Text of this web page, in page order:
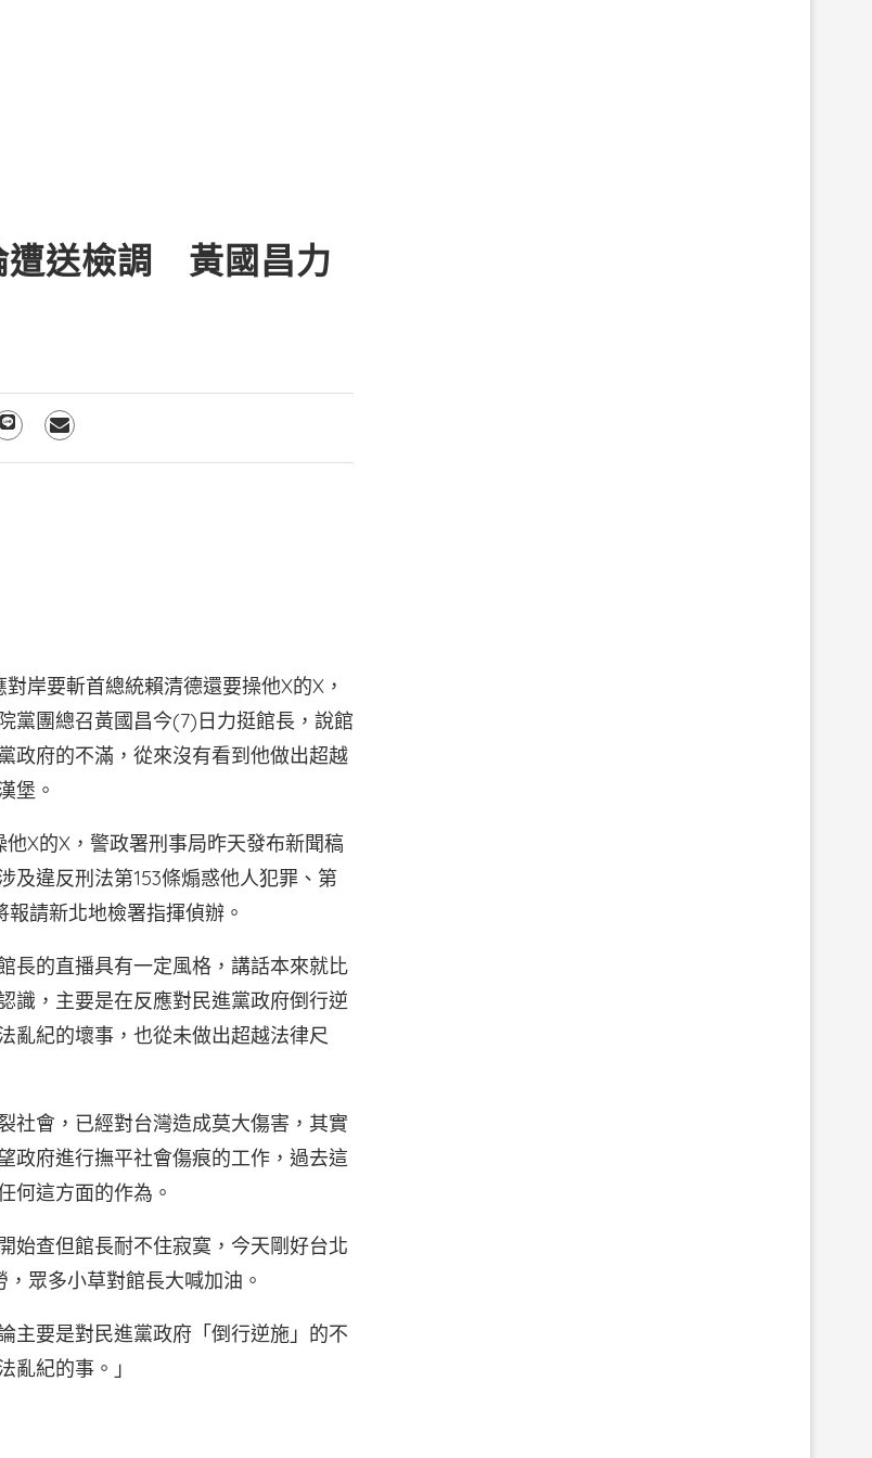
遭送檢調 黃國昌力
岸要斬首總統賴清德還要操他X的X，
黨團總召黃國昌今(7)日力挺館長，說館
政府的不滿，從來沒有看到他做出超越
堡。
X的X，警政署刑事局昨天發布新聞稿
及違反刑法第153條煽惑他人犯罪、第
請新北地檢署指揮偵辦。
長的直播具有一定風格，講話本來就比
識，主要是在反應對民進黨政府倒行逆
亂紀的壞事，也從未做出超越法律尺
社會，已經對台灣造成莫大傷害，其實
政府進行撫平社會傷痕的工作，過去這
何這方面的作為。
始查但館長耐不住寂寞，今天剛好台北
眾多小草對館長大喊加油。
主要是對民進黨政府「倒行逆施」的不
紀的事。」